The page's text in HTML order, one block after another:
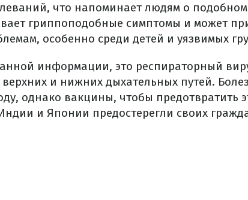
что напоминает людям о подобном
гриппоподобные симптомы и может
особенно среди детей и уязвимых
информации, это респираторный
и нижних дыхательных путей.
однако вакцины, чтобы предотвратить
и Японии предостерегли своих